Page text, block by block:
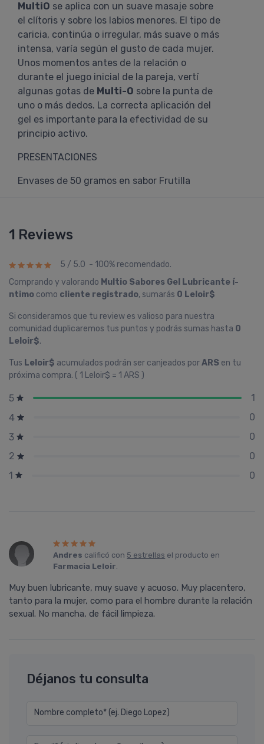
MultiO se aplica con un suave masaje sobre
el clítoris y sobre los labios menores. El tipo de
caricia, continúa o irregular, más suave o más
intensa, varía según el gusto de cada mujer.
Unos momentos antes de la relación o
durante el juego inicial de la pareja, vertí
algunas gotas de Multi-O sobre la punta de
uno o más dedos. La correcta aplicación del
gel es importante para la efectividad de su
principio activo.
PRESENTACIONES
Envases de 50 gramos en sabor Frutilla
1 Reviews
5 / 5.0 - 100% recomendado.
Comprando y valorando Multio Sabores Gel Lubricante í­
ntimo como cliente registrado, sumarás 0 Leloir$
Si consideramos que tu review es valioso para nuestra
comunidad duplicaremos tus puntos y podrás sumas hasta 0
Leloir$.
Tus Leloir$ acumulados podrán ser canjeados porARS en tu
próxima compra. ( 1 Leloir$ = 1 ARS )
5
1
4
0
3
0
2
0
1
0
Andres calificó con 5 estrellas el producto en
Farmacia Leloir.
Muy buen lubricante, muy suave y acuoso. Muy placentero,
tanto para la mujer, como para el hombre durante la relación
sexual. No mancha, de fácil limpieza.
Déjanos tu consulta
Nombre completo* (ej. Diego Lopez)